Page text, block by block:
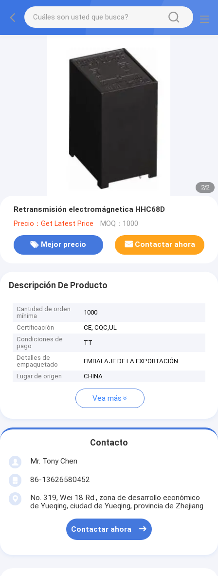
2/2
Retransmisión electromágnetica HHC68D
Precio：Get Latest Price MOQ：1000
Mejor precio Contactar ahora
Descripción De Producto
Cantidad de orden
mínima
1000
Certificación
CE, CQC,UL
Condiciones de
pago
TT
Detalles de
empaquetado
EMBALAJE DE LA EXPORTACIÓN
Lugar de origen CHINA
Vea más
Contacto
Mr. Tony Chen
86-13626580452
No. 319, Wei 18 Rd., zona de desarrollo económico
de Yueqing, ciudad de Yueqing, provincia de Zhejiang
Contactar ahora